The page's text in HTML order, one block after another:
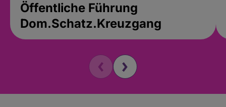
Öffentliche Führung
Dom.Schatz.Kreuzgang